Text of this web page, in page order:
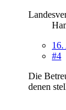
#4
Die
denen